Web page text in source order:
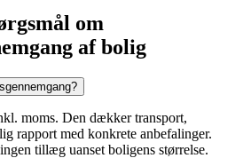
om
af bolig
moms. Den dækker transport,
rapport med konkrete anbefalinger.
tillæg uanset boligens størrelse.